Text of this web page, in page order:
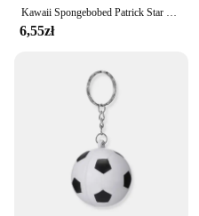
Kawaii Spongebobed Patrick Star Squidward Tentacles Krabs Boss Brelok do kluczy Cartoon Cute Bag Pendant Akcesoria Zabawki dla dziewczynek Prezent
6,55zł